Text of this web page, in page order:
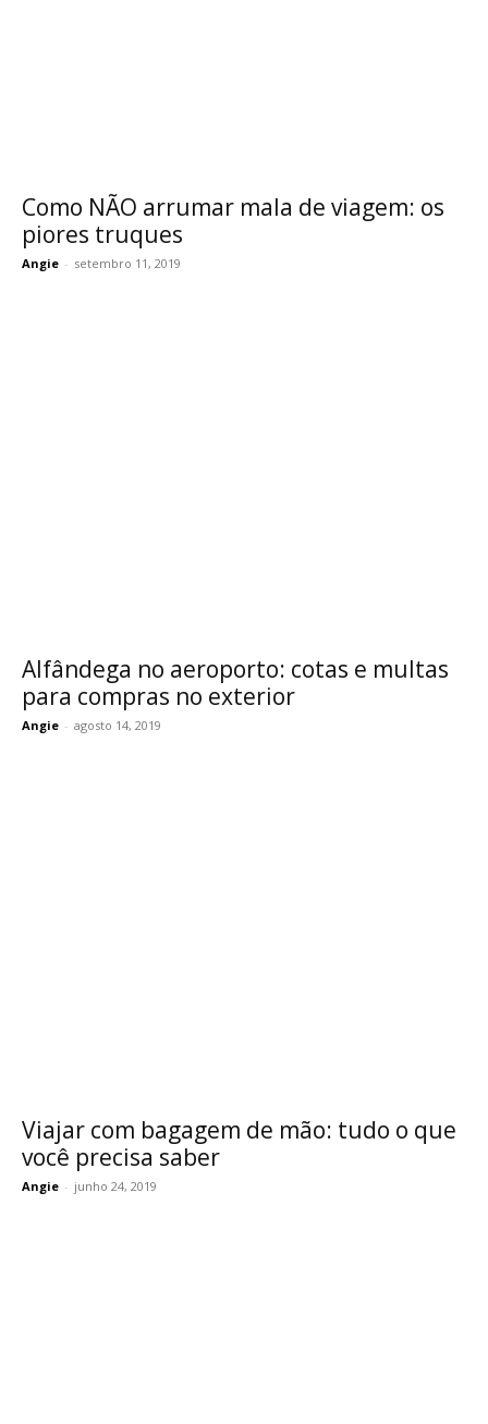
Como NÃO arrumar mala de viagem: os
piores truques
Angie - setembro 11, 2019
Alfândega no aeroporto: cotas e multas
para compras no exterior
Angie - agosto 14, 2019
Viajar com bagagem de mão: tudo o que
você precisa saber
Angie - junho 24, 2019